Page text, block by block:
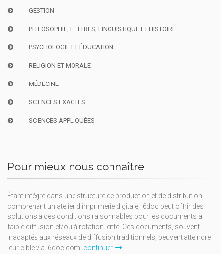
GESTION
PHILOSOPHIE, LETTRES, LINGUISTIQUE ET HISTOIRE
PSYCHOLOGIE ET ÉDUCATION
RELIGION ET MORALE
MÉDECINE
SCIENCES EXACTES
SCIENCES APPLIQUÉES
Pour mieux nous connaître
Étant intégré dans une structure de production et de distribution,
comprenant un atelier d'imprimerie digitale, i6doc peut offrir des
solutions à des conditions raisonnables pour les documents à
faible diffusion et/ou à rotation lente. Ces documents, souvent
inadaptés aux réseaux de diffusion traditionnels, peuvent atteindre
leur cible via i6doc.com. continuer